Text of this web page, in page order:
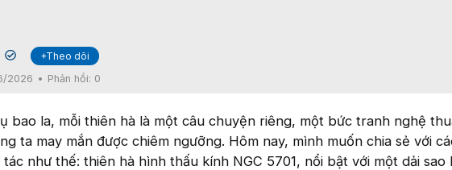
✔
+Theo dõi
2026
Phản hồi: 0
bao la, mỗi thiên hà là một câu chuyện riêng, một bức tranh nghệ
ta may mắn được chiêm ngưỡng. Hôm nay, mình muốn chia sẻ với
như thế: thiên hà hình thấu kính NGC 5701, nổi bật với một dải sao